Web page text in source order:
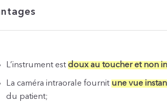
L’instrument estdoux au toucher et non
La caméra intraorale fournit une vue
du patient;